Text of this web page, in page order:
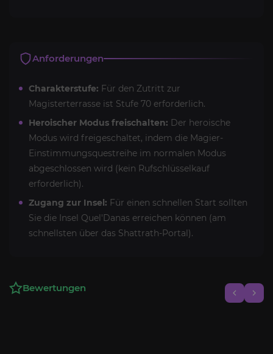
Anforderungen
Charakterstufe: Für den Zutritt zur
Magisterterrasse ist Stufe 70 erforderlich.
Heroischer Modus freischalten: Der heroische
Modus wird freigeschaltet, indem die Magier-
Einstimmungsquestreihe im normalen Modus
abgeschlossen wird (kein Rufschlüsselkauf
erforderlich).
Zugang zur Insel: Für einen schnellen Start sollten
Sie die Insel Quel'Danas erreichen können (am
schnellsten über das Shattrath-Portal).
Bewertungen